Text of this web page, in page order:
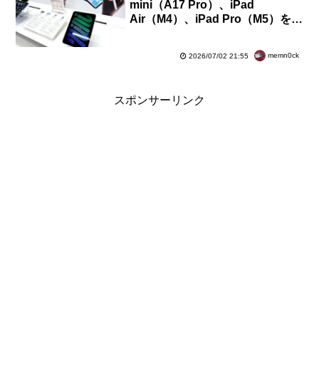
mini（A17 Pro）、iPad
Air（M4）、iPad Pro（M5）を7
2026/07/02 21:55 memn0ck
スポンサーリンク